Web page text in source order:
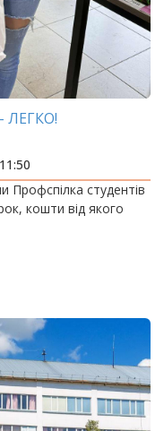
Профспілка студентів
кошти від якого